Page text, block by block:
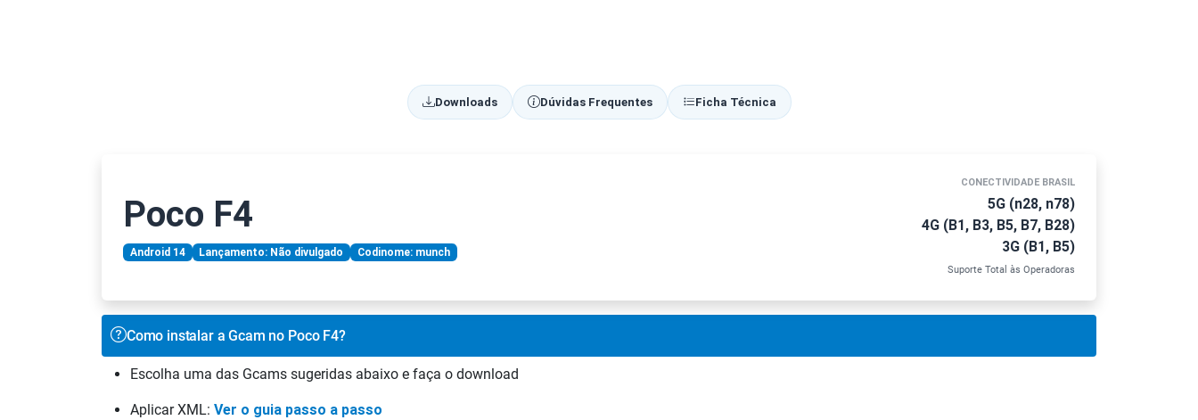
Downloads Dúvidas Frequentes Ficha Técnica
Poco F4
Android 14 Lançamento: Não divulgado Codinome: munch
CONECTIVIDADE BRASIL
5G (n28, n78)
4G (B1, B3, B5, B7, B28)
3G (B1, B5)
Suporte Total às Operadoras
Como instalar a Gcam no Poco F4?
Escolha uma das Gcams sugeridas abaixo e faça o download
Aplicar XML: Ver o guia passo a passo